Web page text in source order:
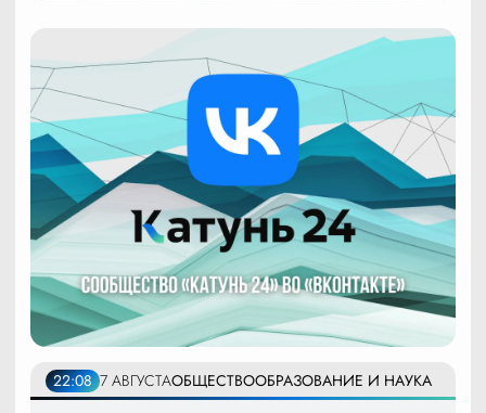
22:08 7 АВГУСТАОБЩЕСТВООБРАЗОВАНИЕ И НАУКА